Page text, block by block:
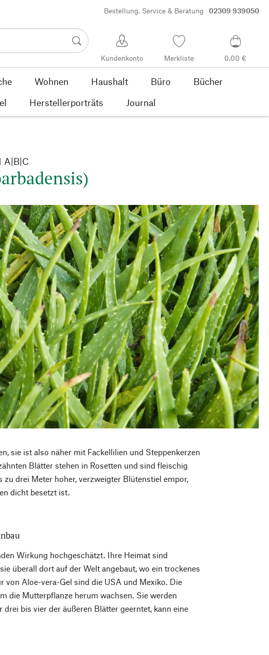
Bestellung, Service & Beratung 02309 939050
Kundenkonto Merkliste 0,00 €
Wohnen Haushalt Büro
Bücher
Herstellerporträts Journal
A|B|C
sie ist also näher mit Fackellilien und Steppenkerzen
Blätter stehen in Rosetten und sind fleischig
drei Meter hoher, verzweigter Blütenstiel empor,
dicht besetzt ist.
Wirkung hochgeschätzt. Ihre Heimat sind
überall dort auf der Welt angebaut, wo ein trockenes
Aloe-vera-Gel sind die USA und Mexiko. Die
die Mutterpflanze herum wachsen. Sie werden
bis vier der äußeren Blätter geerntet, kann eine